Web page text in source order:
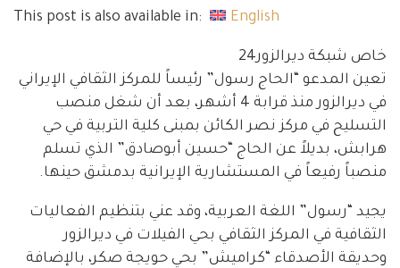
This post is also available in: English
خاص شبكة ديرالزور24
تعين المدعو “الحاج رسول” رئيساً للمركز الثقافي الإيراني
في ديرالزور منذ قرابة 4 أشهر، بعد أن شغل منصب
التسليح في مركز نصر الكائن بمبنى كلية التربية في حي
هرابش، بديلاً عن الحاج “حسين أبوصادق” الذي تسلم
منصباً رفيعاً في المستشارية الإيرانية بدمشق حينها.
يجيد “رسول” اللغة العربية، وقد عني بتنظيم الفعاليات
الثقافية في المركز الثقافي بحي الفيلات في ديرالزور
وحديقة الأصدقاء “كراميش” بحي حويجة صكر، بالإضافة